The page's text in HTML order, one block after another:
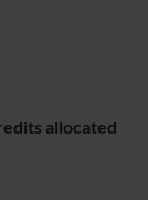
allocated